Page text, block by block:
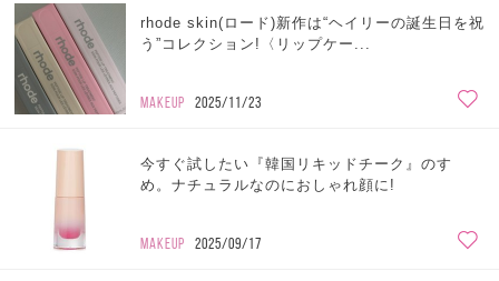
rhode skin(ロード)新作は“ヘイリーの誕生日を祝
う”コレクション!〈リップケー...
MAKEUP 2025/11/23
今すぐ試したい『韓国リキッドチーク』のすゝ
め。ナチュラルなのにおしゃれ顔に!
MAKEUP 2025/09/17